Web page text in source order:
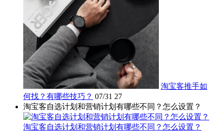
淘宝客推手如
何找？有哪些技巧？ 07/31 27
淘宝客自选计划和营销计划有哪些不同？怎么设置？
淘宝客自选计划和营销计划有哪些不同？怎么设置？